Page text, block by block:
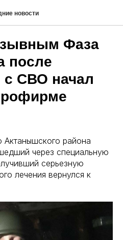
новости
Фаза
после
с СВО начал
района
через специальную
серьезную
лечения вернулся к